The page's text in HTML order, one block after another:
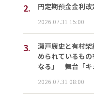
2. 円定期預金金利
2026.07.31 15:00
3.
瀬戸康史と有村
められているも
なる」 舞台「キ
2026.07.31 08:00